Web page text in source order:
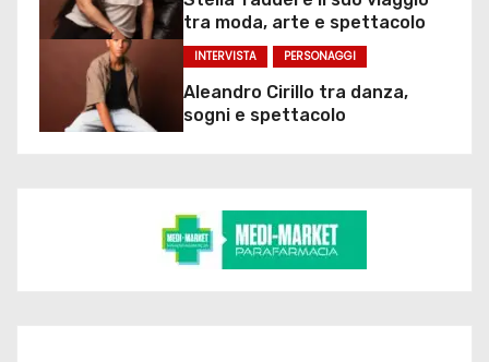
tra moda, arte e spettacolo
INTERVISTA PERSONAGGI
Aleandro Cirillo tra danza,
sogni e spettacolo